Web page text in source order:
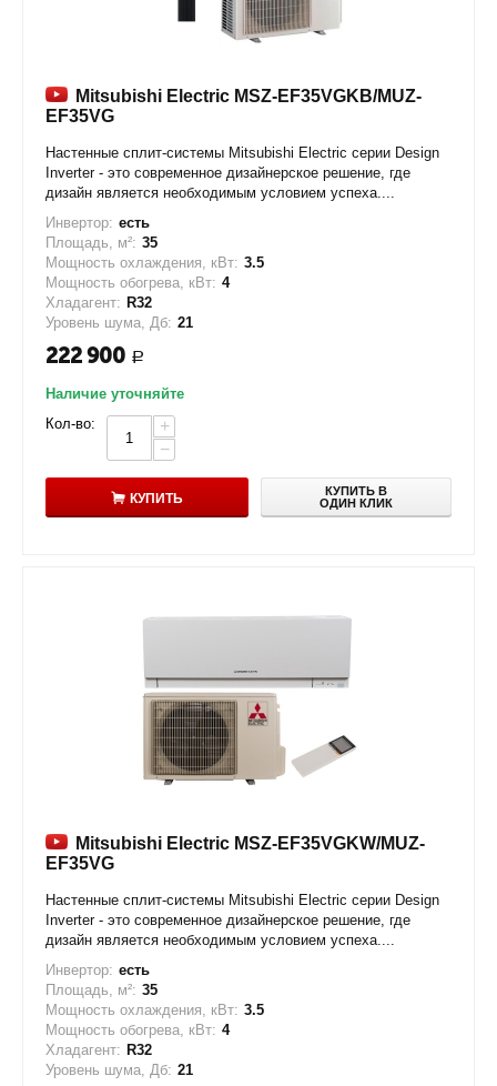
Mitsubishi Electric MSZ-EF35VGKB/MUZ-
EF35VG
Настенные сплит-системы Mitsubishi Electric серии Design
Inverter - это современное дизайнерское решение, где
дизайн является необходимым условием успеха....
Инвертор: есть
Площадь, м²: 35
Мощность охлаждения, кВт: 3.5
Мощность обогрева, кВт: 4
Хладагент: R32
Уровень шума, Дб: 21
222 900 Р
Наличие уточняйте
Кол-во:
+
−
КУПИТЬ
КУПИТЬ В
ОДИН КЛИК
Mitsubishi Electric MSZ-EF35VGKW/MUZ-
EF35VG
Настенные сплит-системы Mitsubishi Electric серии Design
Inverter - это современное дизайнерское решение, где
дизайн является необходимым условием успеха....
Инвертор: есть
Площадь, м²: 35
Мощность охлаждения, кВт: 3.5
Мощность обогрева, кВт: 4
Хладагент: R32
Уровень шума, Дб: 21